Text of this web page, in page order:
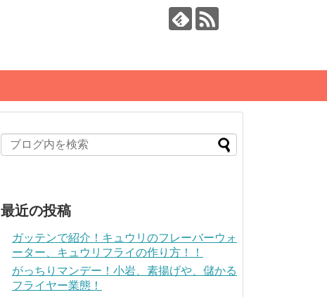
最近の投稿
ガッテンで紹介！キュウリのフレーバーウォ
ーター、キュウリフライの作り方！！
がっちりマンデー！小岩、素揚げや、儲かる
フライヤー業態！